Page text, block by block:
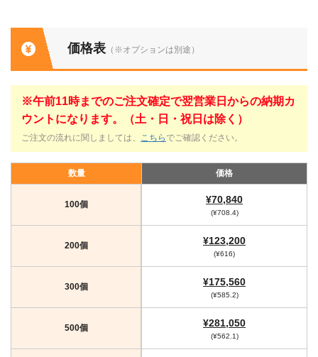
価格表 （※オプションは別途）
※午前11時までのご注文確定で翌営業日からの納期カ
ウントになります。（土・日・祝日は除く）
ご注文の流れに関しましては、 こちら でご確認ください。
数量 価格
100個 ¥70,840
(¥708.4)
200個 ¥123,200
(¥616)
300個 ¥175,560
(¥585.2)
500個 ¥281,050
(¥562.1)